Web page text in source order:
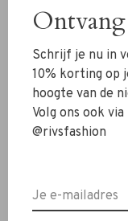
Schoenen
Sieraden
Accessoires
SALE
Contact
Schrijf je nu in
10% korting op
hoogte van de
Volg ons ook
@rivsfashion